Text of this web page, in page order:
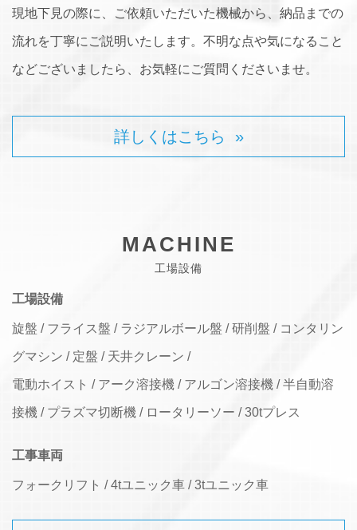
現地下見の際に、ご依頼いただいた機械から、納品までの
流れを丁寧にご説明いたします。不明な点や気になること
などございましたら、お気軽にご質問くださいませ。
詳しくはこちら »
MACHINE
工場設備
工場設備
旋盤 / フライス盤 / ラジアルボール盤 / 研削盤 / コンタリン
グマシン / 定盤 / 天井クレーン /
電動ホイスト / アーク溶接機 / アルゴン溶接機 / 半自動溶
接機 / プラズマ切断機 / ロータリーソー / 30tプレス
工事車両
フォークリフト / 4tユニック車 / 3tユニック車